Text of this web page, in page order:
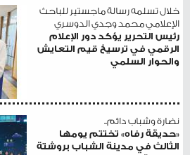
خلال تسلمه رسالة ماجستير للباحث
الإعلامي محمد وجدي الدوسري
رئيس التحرير يؤكد دور الإعلام
الرقمي في ترسيخ قيم التعايش
والحوار السلمي
نضارة وشباب دائم..
«حديقة رفاه» تختتم يومها
الثالث في مدينة الشباب بروشتة